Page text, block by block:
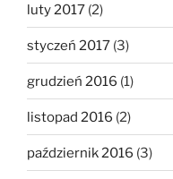
luty 2017 (2)
styczeń 2017 (3)
grudzień 2016 (1)
listopad 2016 (2)
październik 2016 (3)